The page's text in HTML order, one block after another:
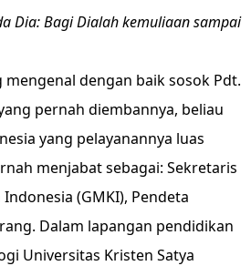
Dia: Bagi Dialah kemuliaan sampai
dengan baik sosok Pdt.
pernah diembannya, beliau
yang pelayanannya luas
menjabat sebagai: Sekretaris
(GMKI), Pendeta
Dalam lapangan pendidikan
Universitas Kristen Satya